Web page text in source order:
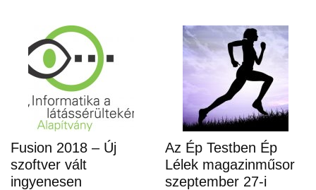
Fusion 2018 – Új
szoftver vált
ingyenesen
Az Ép Testben Ép
Lélek magazinműsor
szeptember 27-i